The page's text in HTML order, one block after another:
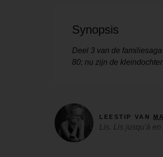
Synopsis
Deel 3 van de
80; nu zijn de
LEESTIP VAN
Lis. Lis jusqu'à